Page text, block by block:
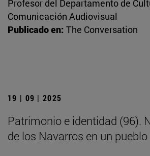
Profesor del Departamento de
Comunicación Audiovisual
Publicado en: The Conversation
19 | 09 | 2025
Patrimonio e identidad (96).
de los Navarros en un pueblo